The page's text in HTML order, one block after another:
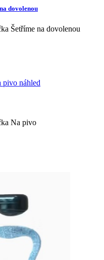
dovolenou
Šetříme na dovolenou
náhled
Na pivo